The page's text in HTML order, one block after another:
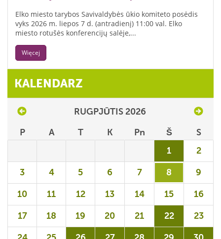
Elko miesto tarybos Savivaldybės ūkio komiteto posėdis
vyks 2026 m. liepos 7 d. (antradienį) 11:00 val. Elko
miesto rotušės konferencijų salėje,...
Więcej
KALENDARZ
RUGPJŪTIS 2026
P A T K Pn Š
S
1
2
3 4 5 6 7 8 9
10 11 12 13 14 15 16
17 18 19 20 21 22 23